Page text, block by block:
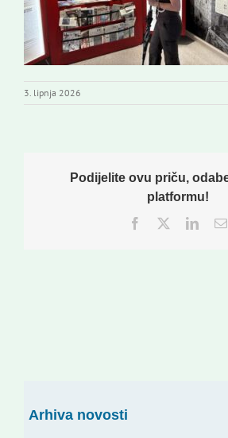
3. lipnja 2026
Podijelite ovu priču,
platformu!
Facebook
Twitter
Arhiva novosti